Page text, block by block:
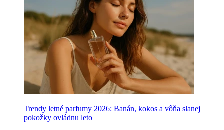
Trendy letné parfumy 2026: Banán, kokos a vôňa slanej
pokožky ovládnu leto